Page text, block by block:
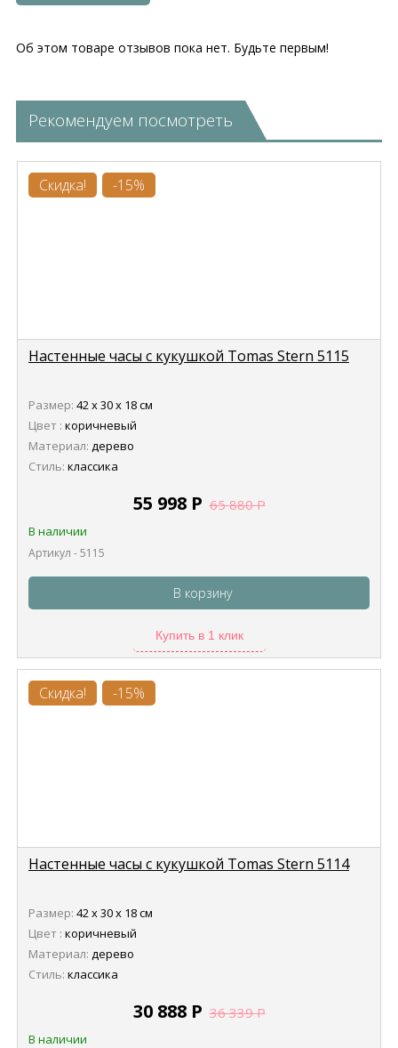
Об этом товаре отзывов пока нет. Будьте первым!
Рекомендуем посмотреть
Скидка! -15%
Настенные часы с кукушкой Tomas Stern 5115
Размер: 42 х 30 х 18 см
Цвет : коричневый
Материал: дерево
Стиль: классика
55 998 Р 65 880Р
В наличии
Артикул - 5115
В корзину
Купить в 1 клик
Скидка! -15%
Настенные часы с кукушкой Tomas Stern 5114
Размер: 42 х 30 х 18 см
Цвет : коричневый
Материал: дерево
Стиль: классика
30 888 Р 36 339Р
В наличии